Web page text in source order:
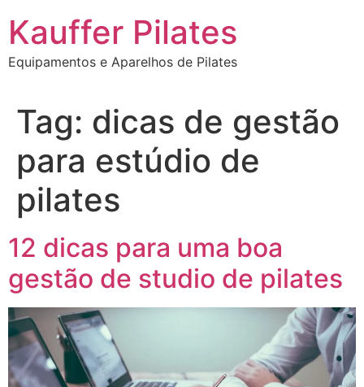
para
conteúdo
Kauffer Pilates
Equipamentos e Aparelhos de Pilates
Tag: dicas de gestão
para estúdio de
pilates
12 dicas para uma boa
gestão de studio de pilates